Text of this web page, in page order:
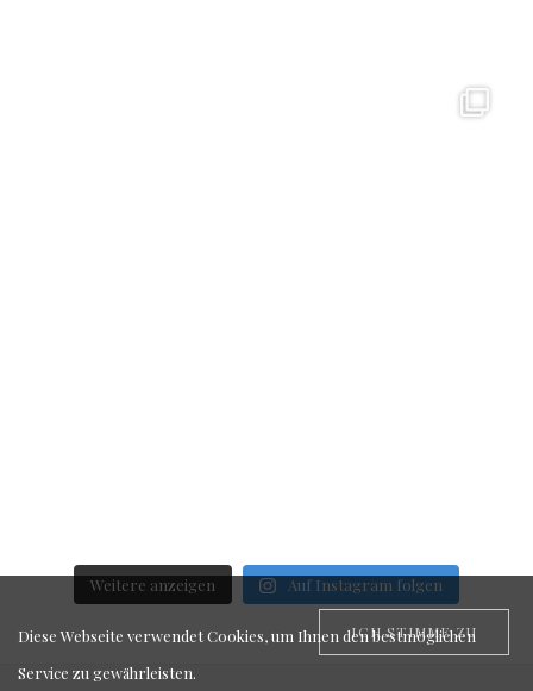
Weitere anzeigen Auf Instagram folgen
ICH STIMME ZU
Diese Webseite verwendet Cookies, um Ihnen den bestmöglichen
Service zu gewährleisten.